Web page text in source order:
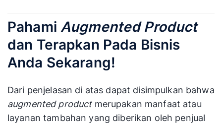
Pahami Augmented Product
dan Terapkan Pada Bisnis
Anda Sekarang!
Dari penjelasan di atas dapat disimpulkan bahwa
augmented product merupakan manfaat atau
layanan tambahan yang diberikan oleh penjual